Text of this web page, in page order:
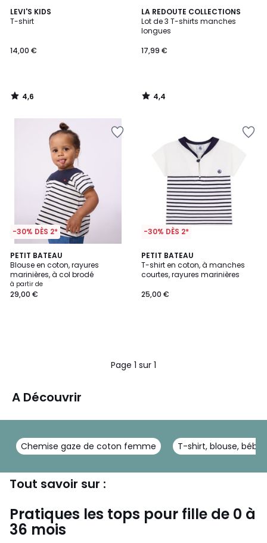
LEVI'S KIDS
T-shirt
14,00 €
4,6
/ 5
4,6
/
LA REDOUTE COLLECTIONS
Lot de 3 T-shirts manches
longues
17,99 €
4,4
/ 5
4,4
/
-30% DÈS 2*
PETIT BATEAU
Blouse en coton, rayures
marinières, à col brodé
à partir de
29,00 €
-30% DÈS 2*
PETIT BATEAU
T-shirt en coton, à manches
courtes, rayures marinières
25,00 €
Page 1 sur 1
A Découvrir
Chemise gaze de coton femme T-shirt, blouse, bébé
Tout savoir sur :
Pratiques les tops pour fille de 0 à
36 mois